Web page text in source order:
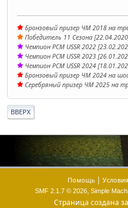
Бронзовый призер ЧМ 2018 на
Победитель 11 Сезона
Чемпион PCM USSR 2022
Чемпион PCM USSR 2023
Чемпион PCM USSR 2024
Бронзовый призер ЧМ 2024 на
Серебряный призер ЧМ 2025 на
ВВЕРХ
Помощь
SMF 2.1.7 © 2026, Simple
Страница создана